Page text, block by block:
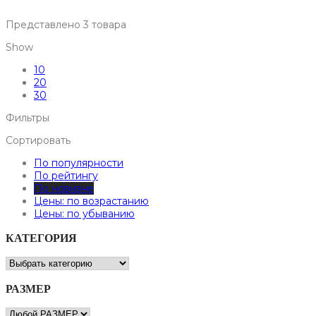
Представлено 3 товара
Show
10
20
30
Фильтры
Сортировать
По популярности
По рейтингу
По новизне
Цены: по возрастанию
Цены: по убыванию
КАТЕГОРИЯ
РАЗМЕР